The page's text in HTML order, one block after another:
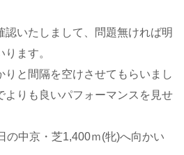
認いたしまして、問題無ければ明
ます。
りと間隔を空けさせてもらいまし
よりも良いパフォーマンスを見せ
の中京・芝1,400ｍ(牝)へ向かい